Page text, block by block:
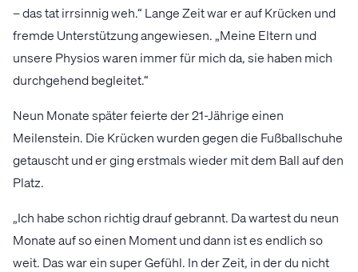
– das tat irrsinnig weh.“ Lange Zeit war er auf Krücken und
fremde Unterstützung angewiesen. „Meine Eltern und
unsere Physios waren immer für mich da, sie haben mich
durchgehend begleitet.“
Neun Monate später feierte der 21-Jährige einen
Meilenstein. Die Krücken wurden gegen die Fußballschuhe
getauscht und er ging erstmals wieder mit dem Ball auf den
Platz.
„Ich habe schon richtig drauf gebrannt. Da wartest du neun
Monate auf so einen Moment und dann ist es endlich so
weit. Das war ein super Gefühl. In der Zeit, in der du nicht